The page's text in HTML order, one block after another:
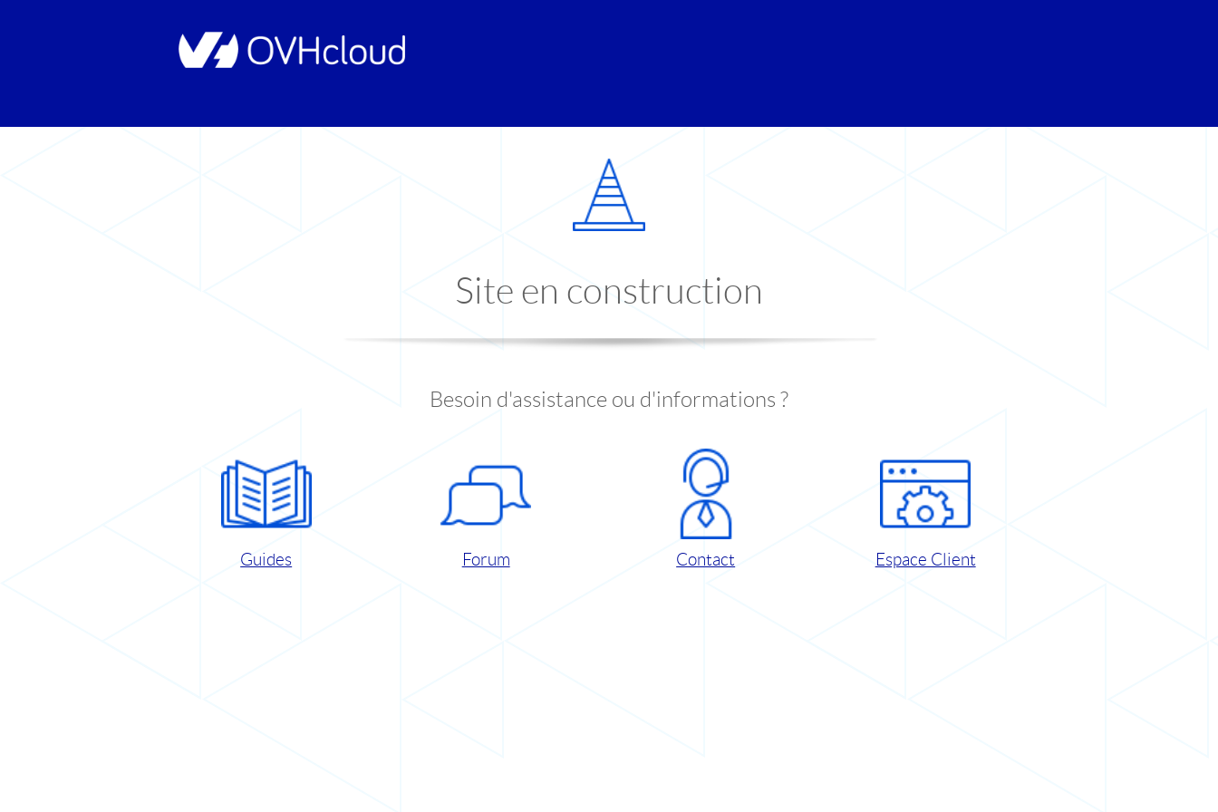
Site en construction
Besoin d'assistance ou d'informations ?
Guides Forum Contact Espace Client